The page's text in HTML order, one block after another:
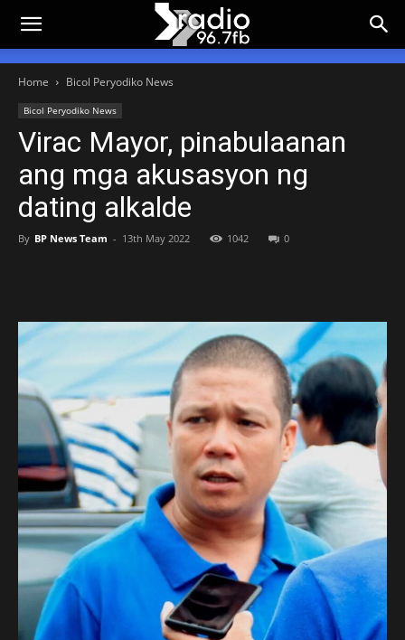
Home Bicol Peryodiko News
Bicol Peryodiko News
Virac Mayor, pinabulaanan
ang mga akusasyon ng
dating alkalde
By BP News Team - 13th May 2022 1042 0